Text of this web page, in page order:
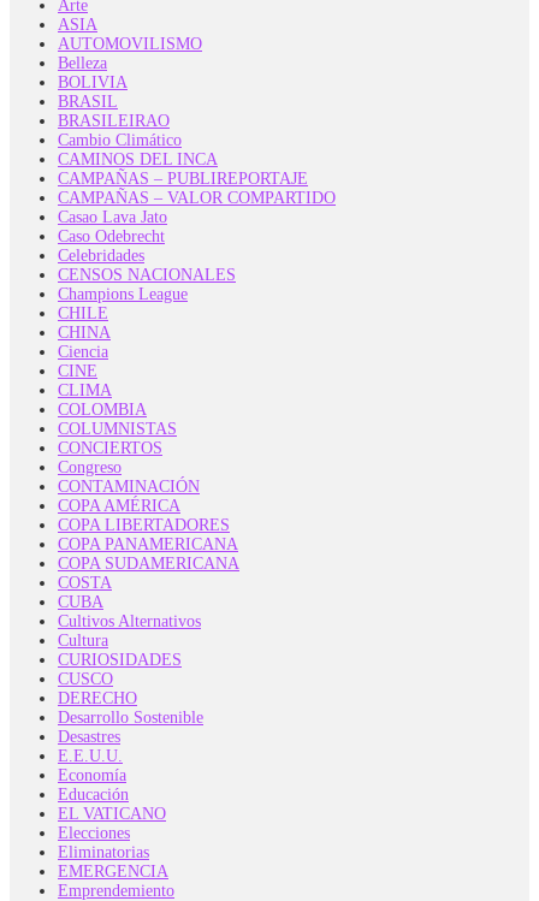
Arte
ASIA
AUTOMOVILISMO
Belleza
BOLIVIA
BRASIL
BRASILEIRAO
Cambio Climático
CAMINOS DEL INCA
CAMPAÑAS – PUBLIREPORTAJE
CAMPAÑAS – VALOR COMPARTIDO
Casao Lava Jato
Caso Odebrecht
Celebridades
CENSOS NACIONALES
Champions League
CHILE
CHINA
Ciencia
CINE
CLIMA
COLOMBIA
COLUMNISTAS
CONCIERTOS
Congreso
CONTAMINACIÓN
COPA AMÉRICA
COPA LIBERTADORES
COPA PANAMERICANA
COPA SUDAMERICANA
COSTA
CUBA
Cultivos Alternativos
Cultura
CURIOSIDADES
CUSCO
DERECHO
Desarrollo Sostenible
Desastres
E.E.U.U.
Economía
Educación
EL VATICANO
Elecciones
Eliminatorias
EMERGENCIA
Emprendemiento